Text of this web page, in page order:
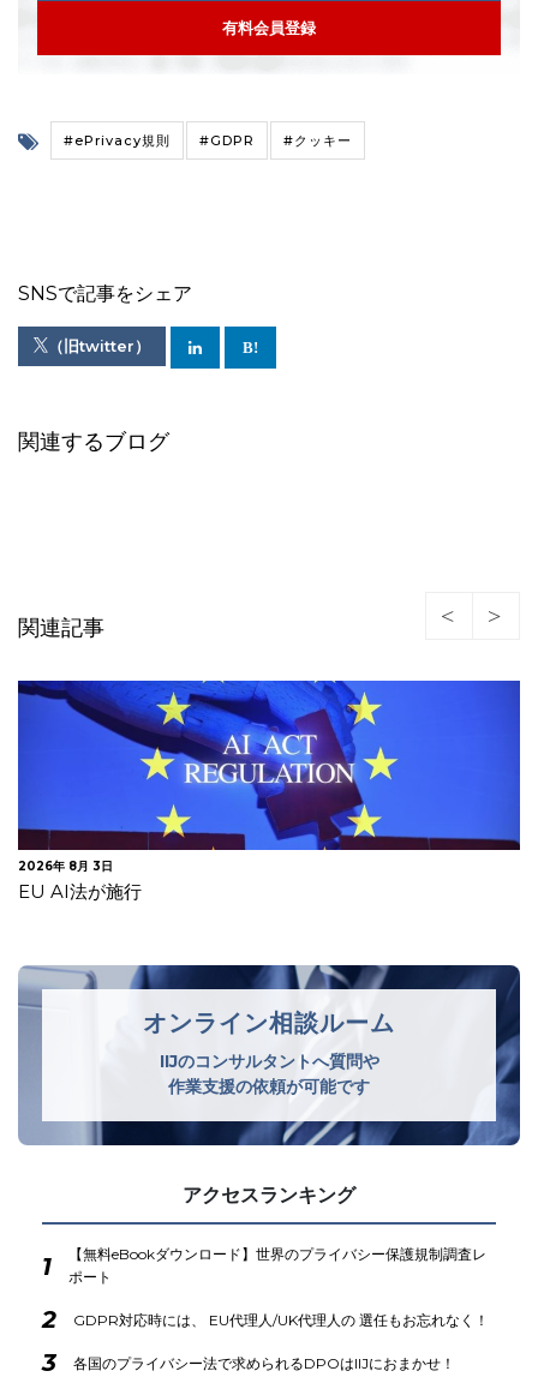
有料会員登録
#ePrivacy規則 #GDPR #クッキー
SNSで記事をシェア
（旧twitter）
関連するブログ
関連記事
2026年 7月 30日
欧州委 違法商品等への対策が不十分としてデジタルサービ
オンライン相談ルーム
IIJのコンサルタントへ質問や
作業支援の依頼が可能です
アクセスランキング
1
【無料eBookダウンロード】世界のプライバシー保護規制調査レ
ポート
2 GDPR対応時には、 EU代理人/UK代理人の 選任もお忘れなく！
3 各国のプライバシー法で求められるDPOはIIJにおまかせ！